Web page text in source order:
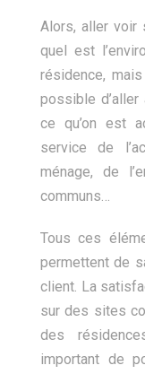
Alors, aller voir
quel est
résidence,
possible d’aller
ce qu’on est
service de
ménage, de
communs…
Tous ces
permettent de
client. La
sur des sites
des
important de